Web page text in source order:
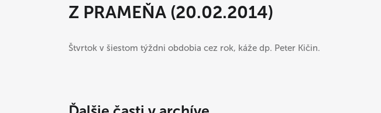
Z PRAMEŇA (20.02.2014)
Štvrtok v šiestom týždni obdobia cez rok, káže dp. Peter Kičin.